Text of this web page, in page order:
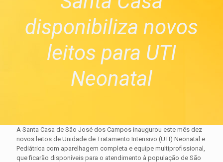
disponibiliza novos
leitos para UTI
Neonatal
A Santa Casa de São José dos Campos inaugurou este mês dez
novos leitos de Unidade de Tratamento Intensivo (UTI) Neonatal e
Pediátrica com aparelhagem completa e equipe multiprofissional,
que ficarão disponíveis para o atendimento à população de São